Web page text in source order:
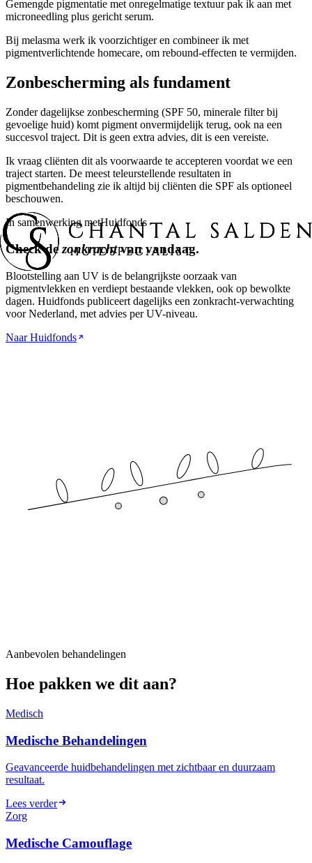
Gemengde pigmentatie met onregelmatige textuur pak ik aan met
microneedling plus gericht serum.
Bij melasma werk ik voorzichtiger en combineer ik met
pigmentverlichtende homecare, om rebound-effecten te vermijden.
Zonbescherming als fundament
Zonder dagelijkse zonbescherming (SPF 50, minerale filter bij
gevoelige huid) komt pigment onvermijdelijk terug, ook na een
succesvol traject. Dit is geen extra advies, dit is een vereiste.
Ik vraag cliënten dit als voorwaarde te accepteren voordat we een
traject starten. De meest teleurstellende resultaten in
pigmentbehandeling zie ik altijd bij cliënten die SPF als optioneel
beschouwen.
In samenwerking metHuidfonds
Check de zonkrachtvan vandaag.
Blootstelling aan UV is de belangrijkste oorzaak van
pigmentvlekken en verdiept bestaande vlekken, ook op bewolkte
dagen. Huidfonds publiceert dagelijks een zonkracht-verwachting
voor Nederland, met advies per UV-niveau.
Naar Huidfonds
Aanbevolen behandelingen
Hoe pakken we dit aan?
Medisch
Medische Behandelingen
Geavanceerde huidbehandelingen met zichtbaar en duurzaam
resultaat.
Lees verder
Zorg
Medische Camouflage